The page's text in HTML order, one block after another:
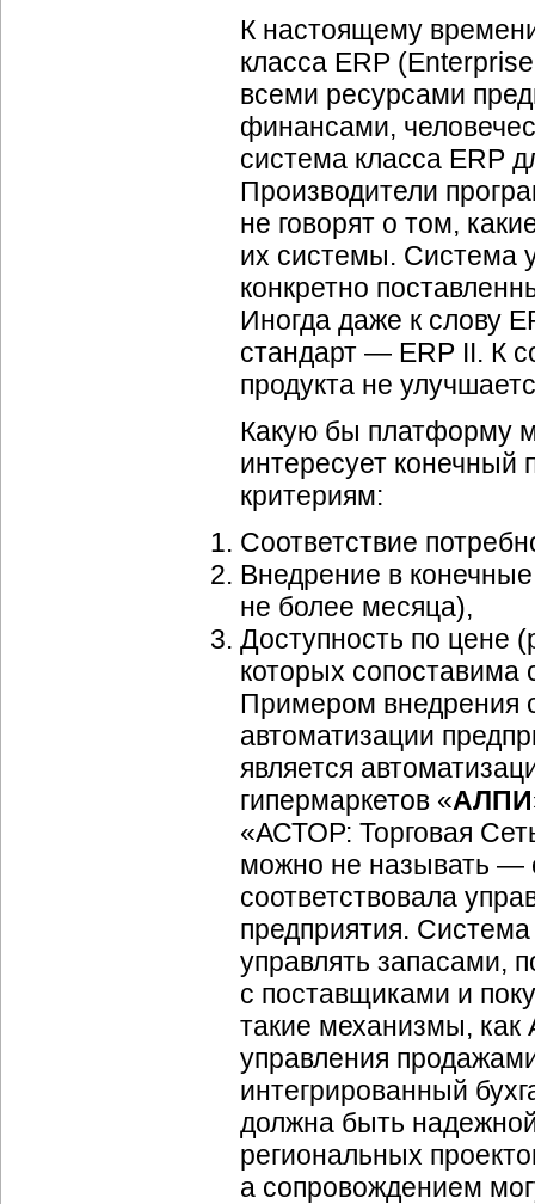
К настоящему
класса ERP
всеми ресурсами
финансами,
система класса ERP
Производители
не говорят о том,
их системы. Система
конкретно
Иногда даже к слову
стандарт — ERP II. К
продукта не
Какую бы платформу
интересует конечный
критериям:
Соответствие
Внедрение в
не более месяца),
Доступность по цене
которых сопоставима
Примером внедрения
автоматизации
является
гипермаркетов «АЛПИ
«АСТОР: Торговая
можно не называть —
соответствовала
предприятия.
управлять запасами,
с поставщиками и
такие механизмы, как
управления
интегрированный
должна быть
региональных
а сопровождением